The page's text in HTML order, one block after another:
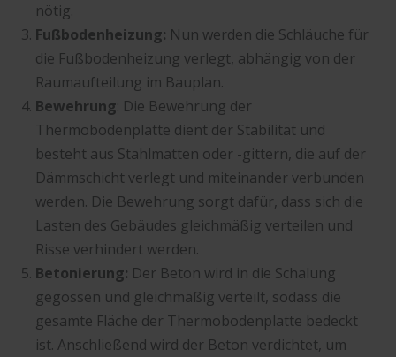
nötig.
Fußbodenheizung: Nun werden die Schläuche für
die Fußbodenheizung verlegt, abhängig von der
Raumaufteilung im Bauplan.
Bewehrung: Die Bewehrung der
Thermobodenplatte dient der Stabilität und
besteht aus Stahlmatten oder -gittern, die auf der
Dämmschicht verlegt und miteinander verbunden
werden. Die Bewehrung sorgt dafür, dass sich die
Lasten des Gebäudes gleichmäßig verteilen und
Risse verhindert werden.
Betonierung: Der Beton wird in die Schalung
gegossen und gleichmäßig verteilt, sodass die
gesamte Fläche der Thermobodenplatte bedeckt
ist. Anschließend wird der Beton verdichtet, um